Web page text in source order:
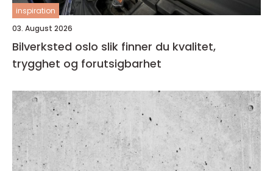
inspiration
03. August 2026
Bilverksted oslo slik finner du kvalitet,
trygghet og forutsigbarhet